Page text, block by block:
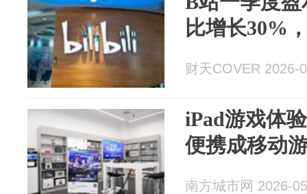
比增长30%
财天COVER 2026-
iPad游戏体
便携成移动
南方城市网 2026-